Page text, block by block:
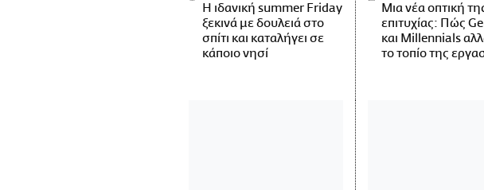
Η ιδανική summer Friday
ξεκινά με δουλειά στο
σπίτι και καταλήγει σε
κάποιο νησί
Μια νέα οπτική
επιτυχίας: Πώς
και Millennials
το τοπίο της